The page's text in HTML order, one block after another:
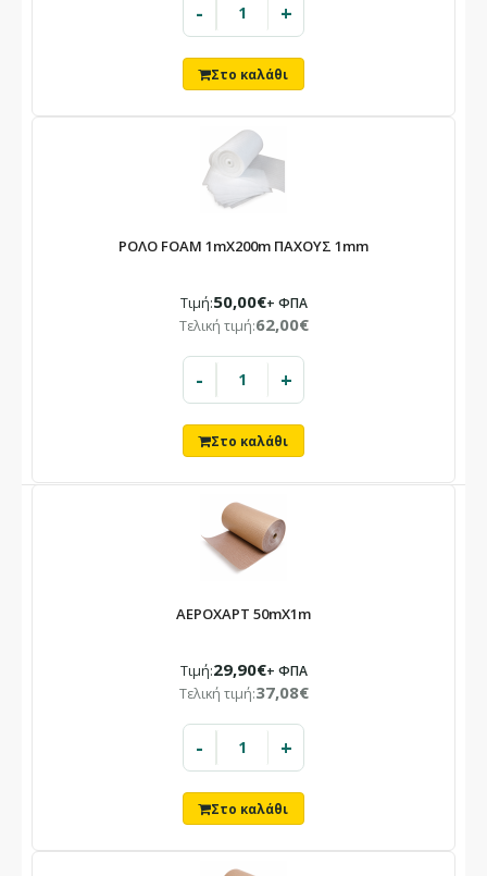
Οι παραγγελίες που θα καταχωρηθούν στο διάστημα αυτό θα
εξυπηρετηθούν με σειρά προτεραιότητας από 24/08.
- +
ΡΟΛΟ FOAM 1mX200m ΠΑΧΟΥΣ 1mm
Τιμή:50,00€+ ΦΠΑ
Τελική τιμή:62,00€
- +
ΑΕΡΟΧΑΡΤ 50mX1m
Τιμή:29,90€+ ΦΠΑ
Τελική τιμή:37,08€
- +